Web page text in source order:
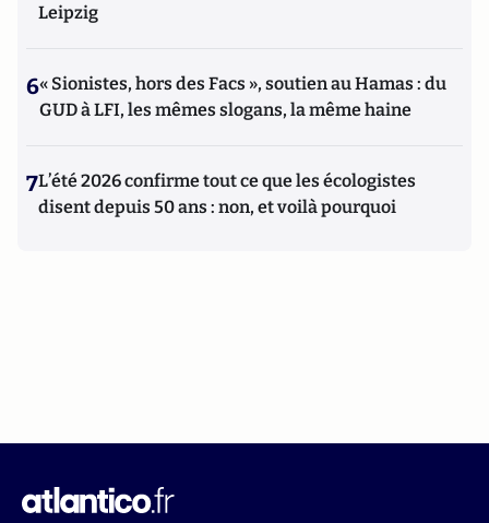
Leipzig
6« Sionistes, hors des Facs », soutien au Hamas : du
GUD à LFI, les mêmes slogans, la même haine
7L’été 2026 confirme tout ce que les écologistes
disent depuis 50 ans : non, et voilà pourquoi